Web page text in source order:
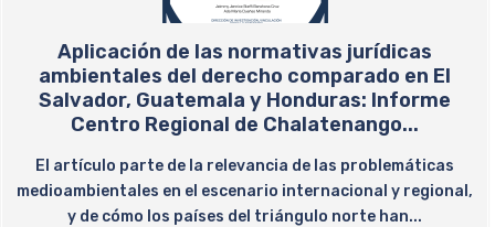
Aplicación de las normativas jurídicas
ambientales del derecho comparado en El
Salvador, Guatemala y Honduras: Informe
Centro Regional de Chalatenango...
El artículo parte de la relevancia de las problemáticas
medioambientales en el escenario internacional y regional,
y de cómo los países del triángulo norte han...